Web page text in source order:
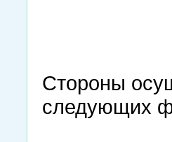
Стороны
следующих